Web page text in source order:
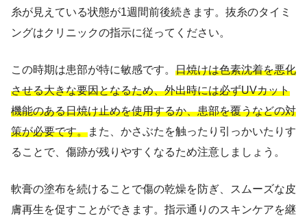
糸が見えている状態が1週間前後続きます。抜糸のタイミ
ングはクリニックの指示に従ってください。
この時期は患部が特に敏感です。 日焼けは色素沈着を悪化
させる大きな要因となるため、外出時には必ずUVカット
機能のある日焼け止めを使用するか、患部を覆うなどの対
策が必要です。また、かさぶたを触ったり引っかいたりす
ることで、傷跡が残りやすくなるため注意しましょう。
軟膏の塗布を続けることで傷の乾燥を防ぎ、スムーズな皮
膚再生を促すことができます。指示通りのスキンケアを継